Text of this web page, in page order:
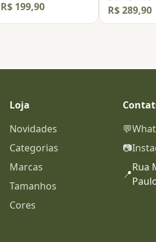
R$ 199,90 R$ 289,90
Loja
Novidades
Categorias
Marcas
Tamanhos
Cores
💬
📷
📍
Rua